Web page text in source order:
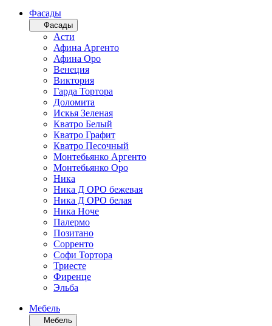
Фасады
Фасады
Асти
Афина Аргенто
Афина Оро
Венеция
Виктория
Гарда Тортора
Доломита
Искья Зеленая
Кватро Белый
Кватро Графит
Кватро Песочный
Монтебьянко Аргенто
Монтебьянко Оро
Ника
Ника Д ОРО бежевая
Ника Д ОРО белая
Ника Ноче
Палермо
Позитано
Сорренто
Софи Тортора
Триесте
Фиренце
Эльба
Мебель
Мебель